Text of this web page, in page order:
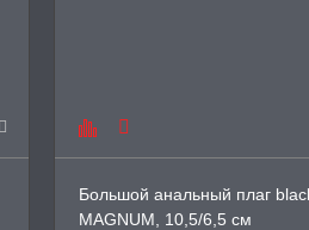
Большой анальный плаг
MAGNUM, 10,5/6,5 см